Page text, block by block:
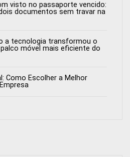
visto no passaporte vencido:
documentos sem travar na
a tecnologia transformou o
móvel mais eficiente do
Como Escolher a Melhor